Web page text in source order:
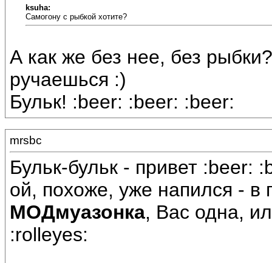
ksuha:
Самогону с рыбкой хотите?
А как же без нее, без
ручаешься :)
Бульк! :beer: :beer: :beer:
mrsbc
Бульк-бульк - привет :beer:
ой, похоже, уже напился - в
МОДмуазонка, Вас одна,
:rolleyes: